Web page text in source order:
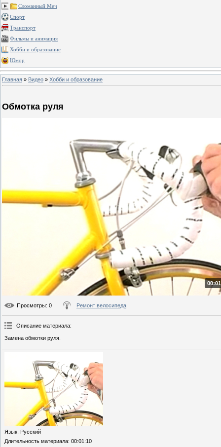
Сломанный Меч
Спорт
Транспорт
Фильмы и анимация
Хобби и образование
Юмор
Главная » Видео » Хобби и образование
Обмотка руля
Просмотры: 0 Ремонт велосипеда
Описание материала:
Замена обмотки руля.
Язык: Русский
Длительность материала: 00:01:10